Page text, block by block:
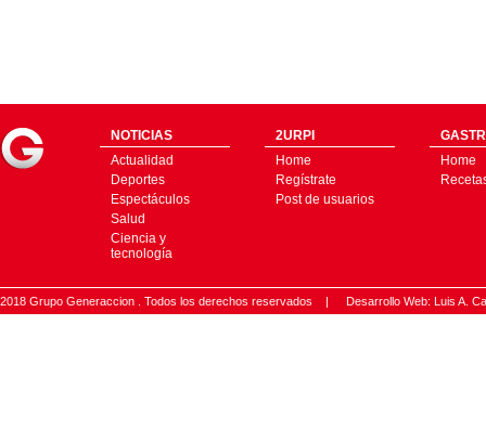
NOTICIAS
Actualidad
Deportes
Espectáculos
Salud
Ciencia y
tecnología
2URPI
Home
Regístrate
Post de usuarios
Home
2018 Grupo Generaccion . Todos los derechos reservados | Desarrollo Web: Luis